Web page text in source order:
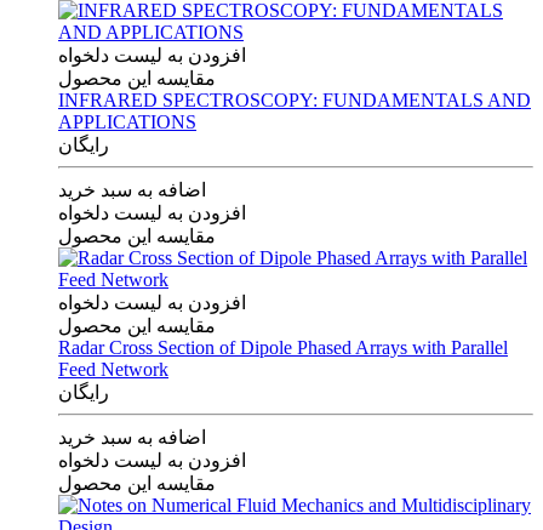
افزودن به لیست دلخواه
مقایسه این محصول
INFRARED SPECTROSCOPY: FUNDAMENTALS AND
APPLICATIONS
رایگان
اضافه به سبد خرید
افزودن به لیست دلخواه
مقایسه این محصول
افزودن به لیست دلخواه
مقایسه این محصول
Radar Cross Section of Dipole Phased Arrays with Parallel
Feed Network
رایگان
اضافه به سبد خرید
افزودن به لیست دلخواه
مقایسه این محصول